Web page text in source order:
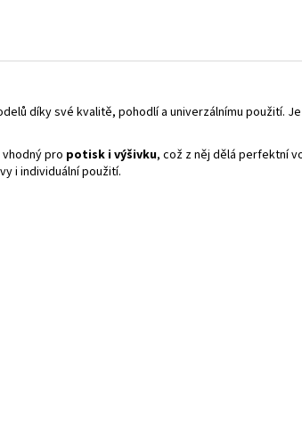
díky své kvalitě, pohodlí a univerzálnímu použití.
pro potisk i výšivku, což z něj dělá perfektní
i individuální použití.